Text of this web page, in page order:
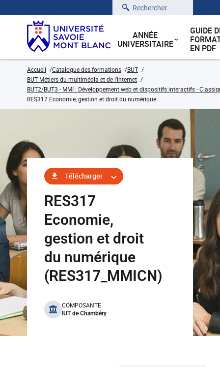
Rechercher
ANNÉE
UNIVERSITAIRE
GUIDE
EN PDF
Accueil Catalogue des formations
BUT
BUT Métiers du multimédia et de l'internet
BUT2/BUT3 - MMI : Développement web et dispositifs interactifs -
RES317 Economie, gestion et droit du numérique
Télécharger
RES317
Economie,
gestion et droit
du numérique
(RES317_MMICN)
benefits
COMPOSANTE
IUT de Chambéry